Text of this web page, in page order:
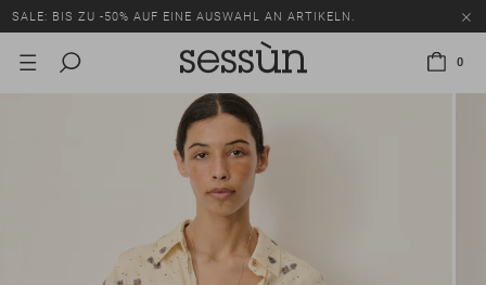
SALE: BIS ZU -50% AUF EINE AUSWAHL AN ARTIKELN.
0